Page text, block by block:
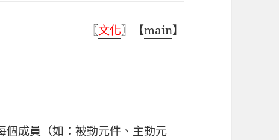
〖文化〗【main】
個成員（如：被動元件 、 主動元